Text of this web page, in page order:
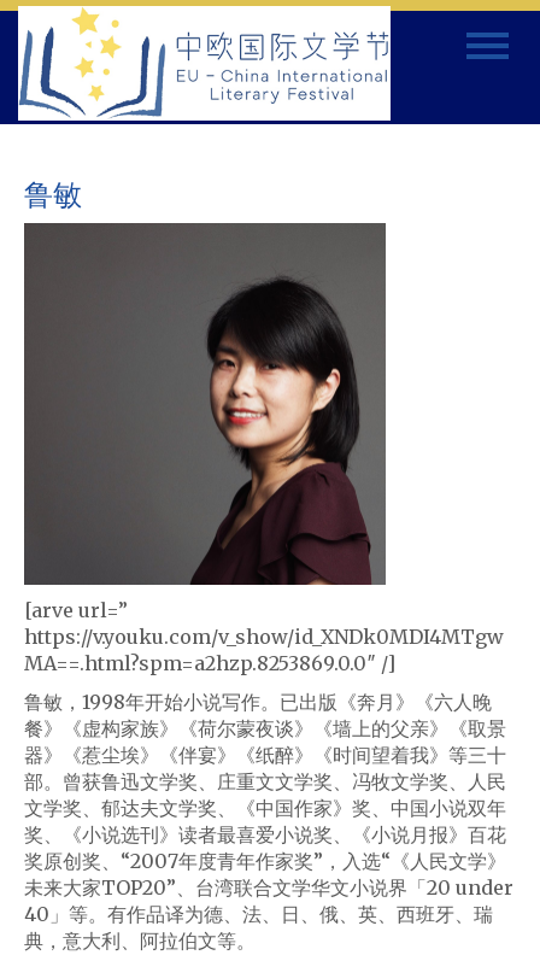
Skip
content
Toggle
鲁敏
[arve url=”
https://v.youku.com/v_show/id_XNDk0MDI4MTgw
MA==.html?spm=a2hzp.8253869.0.0″ /]
鲁敏，1998年开始小说写作。已出版《奔月》《六人晚
餐》《虚构家族》《荷尔蒙夜谈》《墙上的父亲》《取景
器》《惹尘埃》《伴宴》《纸醉》《时间望着我》等三十
部。曾获鲁迅文学奖、庄重文文学奖、冯牧文学奖、人民
文学奖、郁达夫文学奖、《中国作家》奖、中国小说双年
奖、《小说选刊》读者最喜爱小说奖、《小说月报》百花
奖原创奖、“2007年度青年作家奖”，入选“《人民文学》
未来大家TOP20”、台湾联合文学华文小说界「20 under
40」等。有作品译为德、法、日、俄、英、西班牙、瑞
典，意大利、阿拉伯文等。